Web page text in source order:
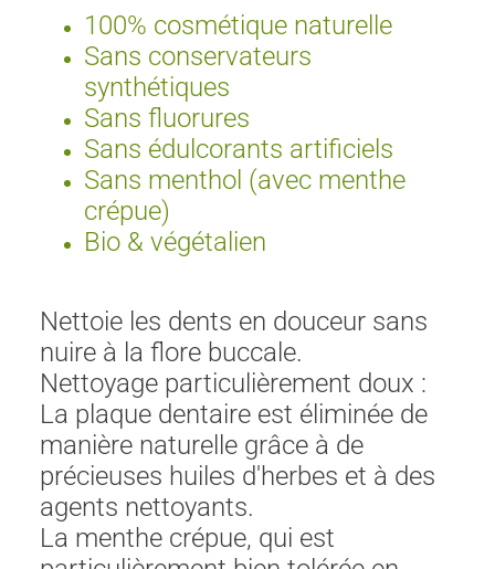
100% cosmétique naturelle
Sans conservateurs
synthétiques
Sans fluorures
Sans édulcorants artificiels
Sans menthol (avec menthe
crépue)
Bio & végétalien
Nettoie les dents en douceur sans
nuire à la flore buccale.
Nettoyage particulièrement doux :
La plaque dentaire est éliminée de
manière naturelle grâce à de
précieuses huiles d'herbes et à des
agents nettoyants.
La menthe crépue, qui est